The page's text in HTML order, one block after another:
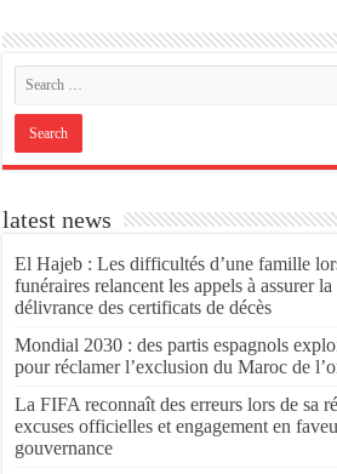
latest news
El Hajeb : Les difficultés d’une famille
funéraires relancent les appels à assurer
délivrance des certificats de décès
Mondial 2030 : des partis espagnols
pour réclamer l’exclusion du Maroc de
La FIFA reconnaît des erreurs lors de sa
excuses officielles et engagement en
gouvernance